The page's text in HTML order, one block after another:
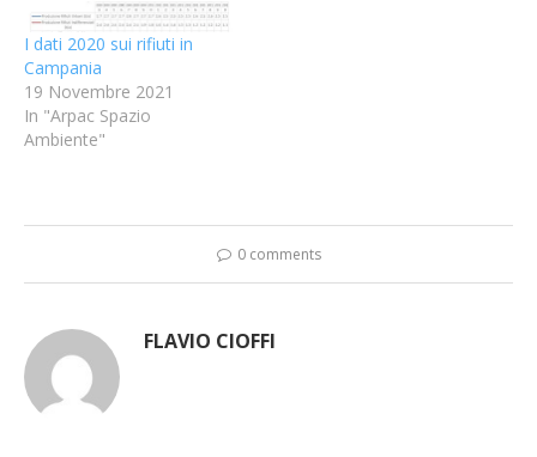
I dati 2020 sui rifiuti in
Campania
19 Novembre 2021
In "Arpac Spazio
Ambiente"
0 comments
FLAVIO CIOFFI